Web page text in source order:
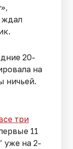
ждал
20-
на
ничьей.
три
11
уже на 2-